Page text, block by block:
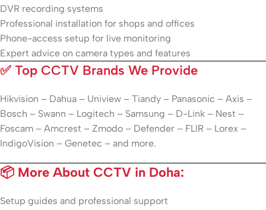
DVR recording systems
Professional installation for shops and offices
Phone-access setup for live monitoring
Expert advice on camera types and features
✅ Top CCTV Brands We Provide
Hikvision – Dahua – Uniview – Tiandy – Panasonic – Axis –
Bosch – Swann – Logitech – Samsung – D-Link – Nest –
Foscam – Amcrest – Zmodo – Defender – FLIR – Lorex –
IndigoVision – Genetec – and more.
📦 More About CCTV in Doha:
Setup guides and professional support